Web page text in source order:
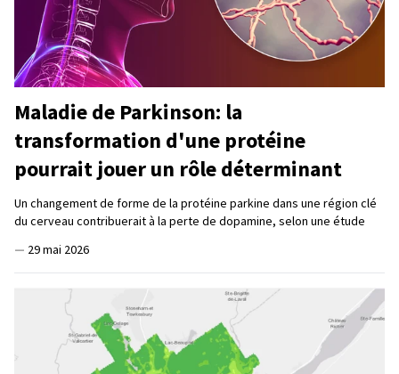
Maladie de Parkinson: la
transformation d'une protéine
pourrait jouer un rôle déterminant
Un changement de forme de la protéine parkine dans une région clé
du cerveau contribuerait à la perte de dopamine, selon une étude
— 29 mai 2026